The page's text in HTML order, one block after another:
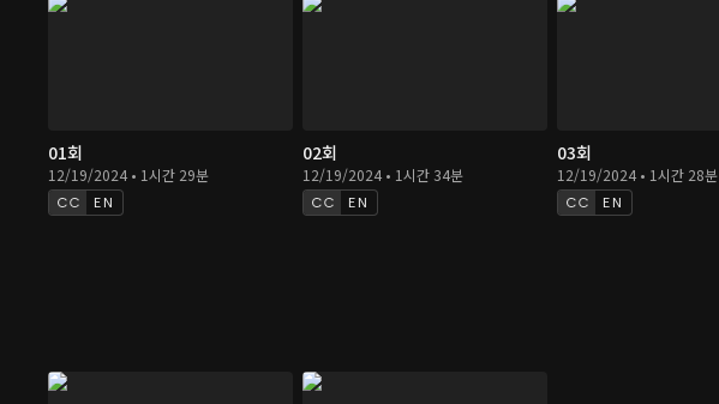
01회
12/19/2024 • 1시간 29분
EN
02회
12/19/2024 • 1시간 34분
EN
03회
12/19/2024 • 1시간 28분
EN